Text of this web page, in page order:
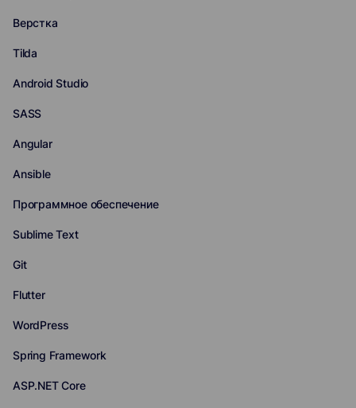
Верстка
Tilda
Android Studio
SASS
Angular
Ansible
Программное обеспечение
Sublime Text
Git
Flutter
WordPress
Spring Framework
ASP.NET Core